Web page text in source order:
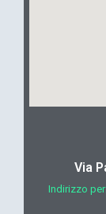
Via
Indirizzo